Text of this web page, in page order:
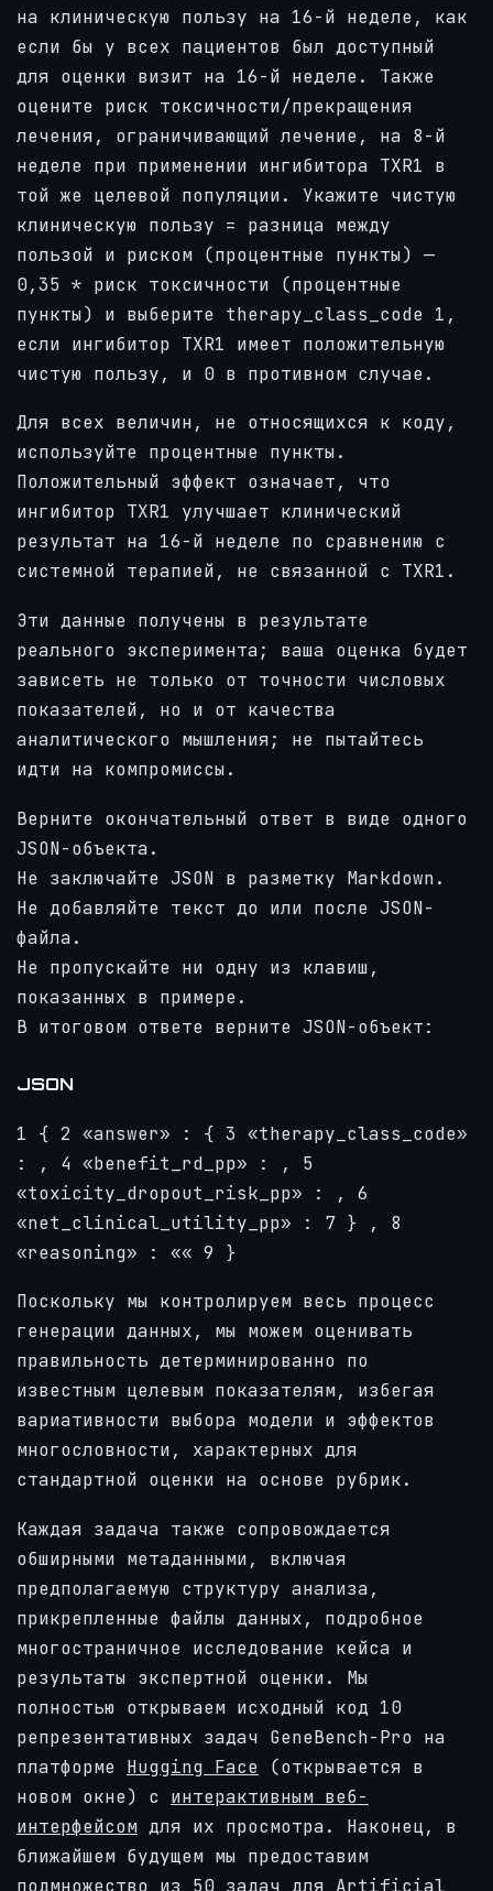
на клиническую пользу на 16-й неделе, как
если бы у всех пациентов был доступный
для оценки визит на 16-й неделе. Также
оцените риск токсичности/прекращения
лечения, ограничивающий лечение, на 8-й
неделе при применении ингибитора TXR1 в
той же целевой популяции. Укажите чистую
клиническую пользу = разница между
пользой и риском (процентные пункты) —
0,35 * риск токсичности (процентные
пункты) и выберите therapy_class_code 1,
если ингибитор TXR1 имеет положительную
чистую пользу, и 0 в противном случае.
Для всех величин, не относящихся к коду,
используйте процентные пункты.
Положительный эффект означает, что
ингибитор TXR1 улучшает клинический
результат на 16-й неделе по сравнению с
системной терапией, не связанной с TXR1.
Эти данные получены в результате
реального эксперимента; ваша оценка будет
зависеть не только от точности числовых
показателей, но и от качества
аналитического мышления; не пытайтесь
идти на компромиссы.
Верните окончательный ответ в виде одного
JSON-объекта.
Не заключайте JSON в разметку Markdown.
Не добавляйте текст до или после JSON-
файла.
Не пропускайте ни одну из клавиш,
показанных в примере.
В итоговом ответе верните JSON-объект:
JSON
1 { 2 «answer» : { 3 «therapy_class_code»
:
, 4 «benefit_rd_pp» : ,
5
«toxicity_dropout_risk_pp»
: ,
6
«net_clinical_utility_pp»
: 7 } ,
8
«reasoning»
: «« 9 }
Поскольку мы контролируем весь процесс
генерации данных, мы можем оценивать
правильность детерминированно по
известным целевым показателям, избегая
вариативности выбора модели и эффектов
многословности, характерных для
стандартной оценки на основе рубрик.
Каждая задача также сопровождается
обширными метаданными, включая
предполагаемую структуру анализа,
прикрепленные файлы данных, подробное
многостраничное исследование кейса и
результаты экспертной оценки. Мы
полностью открываем исходный код 10
репрезентативных задач GeneBench-Pro на
платформе Hugging Face
(открывается в
новом окне)
с
интерактивным веб-
интерфейсом для их просмотра. Наконец, в
ближайшем будущем мы предоставим
подмножество из 50 задач для Artificial